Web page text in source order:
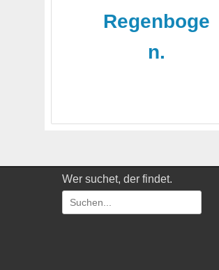
Regenboge
n.
Wer suchet, der findet.
Suchen
nach: